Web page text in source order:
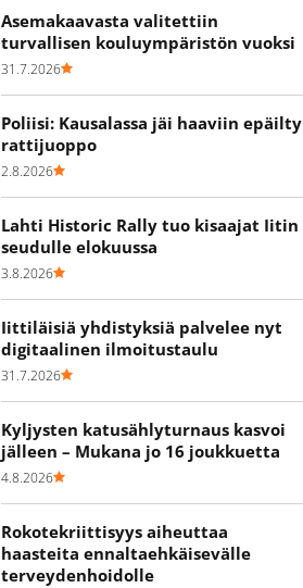
Asemakaavasta valitettiin
turvallisen kouluympäristön vuoksi
31.7.2026
Poliisi: Kausalassa jäi haaviin epäilty
rattijuoppo
2.8.2026
Lahti Historic Rally tuo kisaajat Iitin
seudulle elokuussa
3.8.2026
Iittiläisiä yhdistyksiä palvelee nyt
digitaalinen ilmoitustaulu
31.7.2026
Kyljysten katusählyturnaus kasvoi
jälleen – Mukana jo 16 joukkuetta
4.8.2026
Rokotekriittisyys aiheuttaa
haasteita ennaltaehkäisevälle
terveydenhoidolle